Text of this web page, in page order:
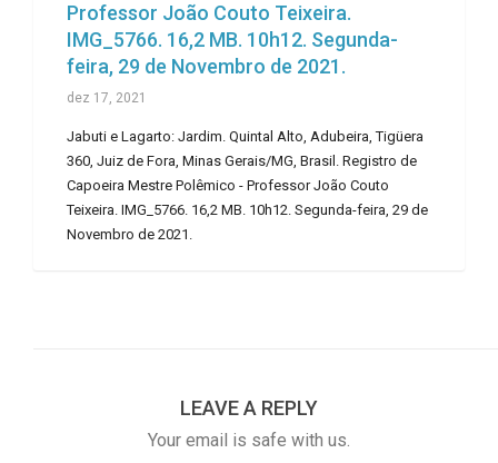
Professor João Couto Teixeira.
IMG_5766. 16,2 MB. 10h12. Segunda-
feira, 29 de Novembro de 2021.
dez 17, 2021
Jabuti e Lagarto: Jardim. Quintal Alto, Adubeira, Tigüera
360, Juiz de Fora, Minas Gerais/MG, Brasil. Registro de
Capoeira Mestre Polêmico - Professor João Couto
Teixeira. IMG_5766. 16,2 MB. 10h12. Segunda-feira, 29 de
Novembro de 2021.
LEAVE A REPLY
Your email is safe with us.